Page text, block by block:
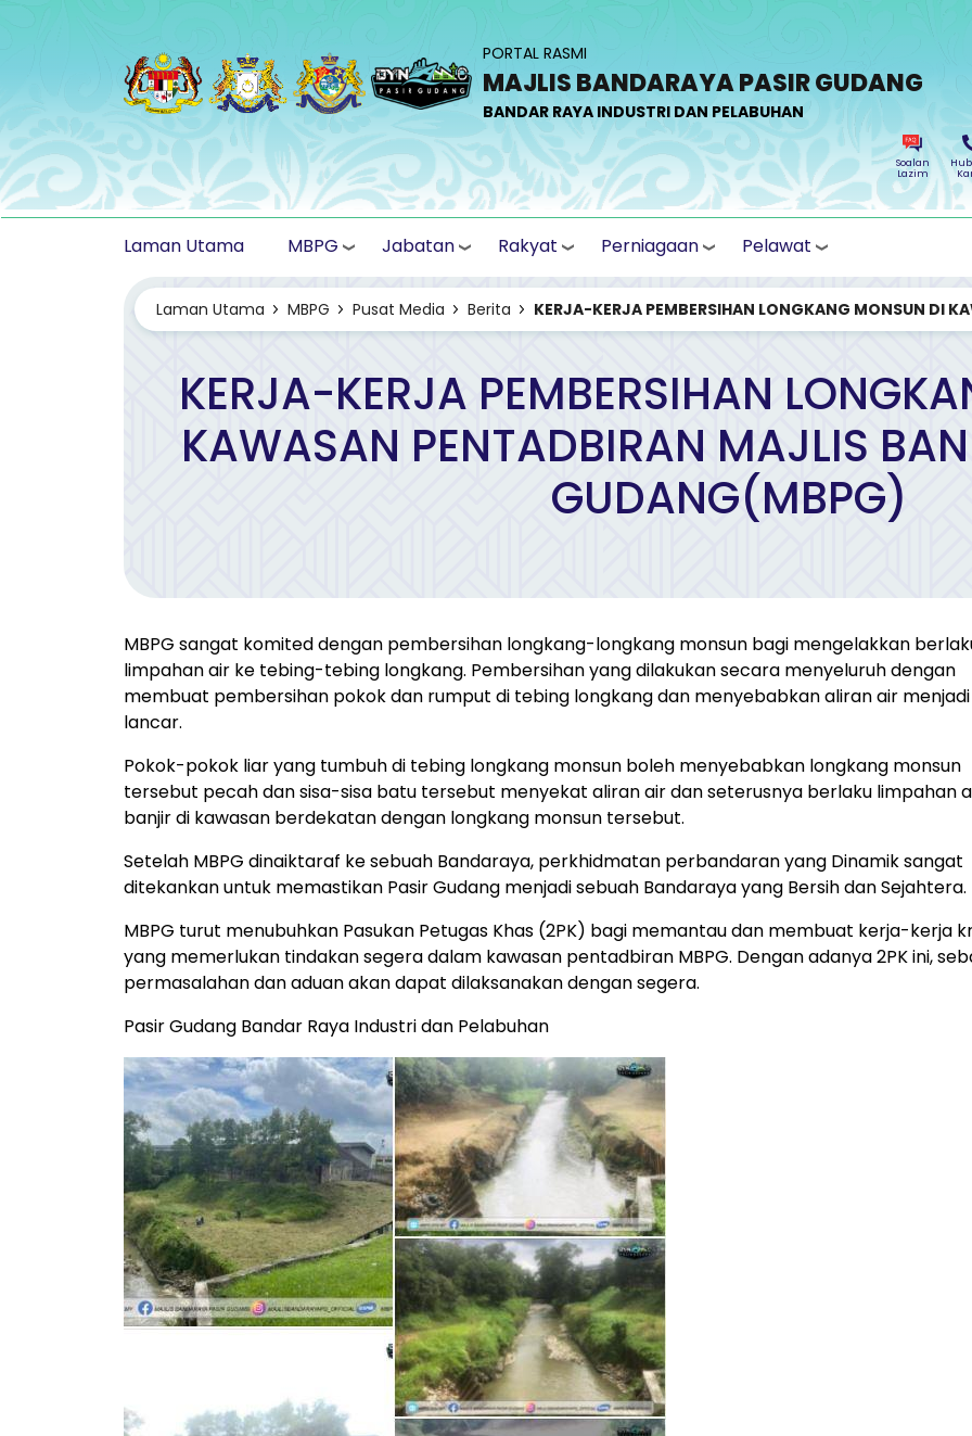
PORTAL RASMI
MAJLIS BANDARAYA PASIR GUDANG
BANDAR RAYA INDUSTRI DAN PELABUHAN
Soalan
Lazim
Laman Utama MBPG Jabatan Rakyat Perniagaan Pelawat
Laman Utama MBPG Pusat Media Berita KERJA-KERJA PEMBERSIHAN LONGKANG MONSUN DI
KERJA-KERJA PEMBERSIHAN
KAWASAN PENTADBIRAN MAJLIS
GUDANG(MBPG)
MBPG sangat komited dengan pembersihan longkang-longkang monsun bagi mengelakkan
limpahan air ke tebing-tebing longkang. Pembersihan yang dilakukan secara menyeluruh dengan
membuat pembersihan pokok dan rumput di tebing longkang dan menyebabkan aliran air
lancar.
Pokok-pokok liar yang tumbuh di tebing longkang monsun boleh menyebabkan longkang monsun
tersebut pecah dan sisa-sisa batu tersebut menyekat aliran air dan seterusnya berlaku limpahan
banjir di kawasan berdekatan dengan longkang monsun tersebut.
Setelah MBPG dinaiktaraf ke sebuah Bandaraya, perkhidmatan perbandaran yang Dinamik sangat
ditekankan untuk memastikan Pasir Gudang menjadi sebuah Bandaraya yang Bersih dan Sejahtera.
MBPG turut menubuhkan Pasukan Petugas Khas (2PK) bagi memantau dan membuat kerja-kerja
yang memerlukan tindakan segera dalam kawasan pentadbiran MBPG. Dengan adanya 2PK ini,
permasalahan dan aduan akan dapat dilaksanakan dengan segera.
Pasir Gudang Bandar Raya Industri dan Pelabuhan